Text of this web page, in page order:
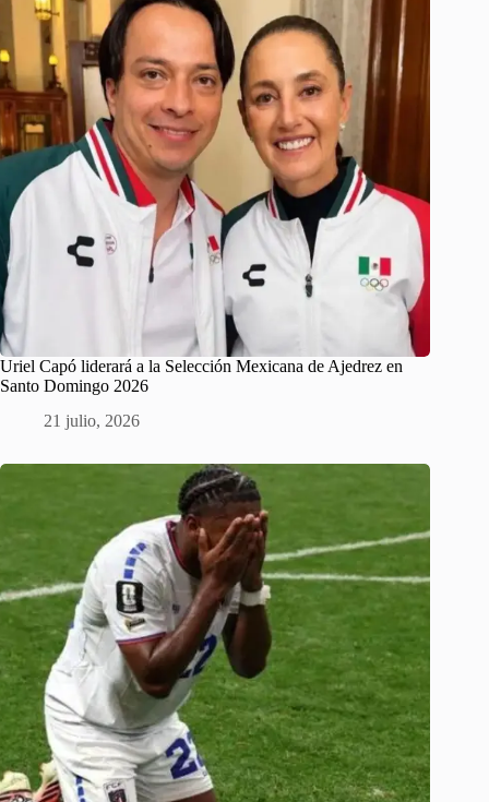
Uriel Capó liderará a la Selección Mexicana de Ajedrez en
Santo Domingo 2026
21 julio, 2026